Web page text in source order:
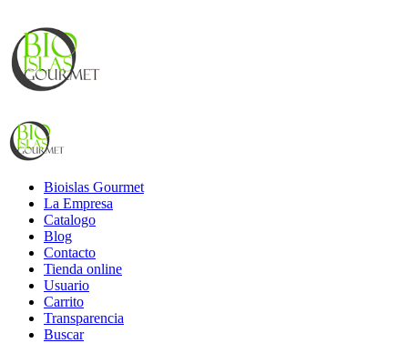
Bioislas Gourmet
La Empresa
Catalogo
Blog
Contacto
Tienda online
Usuario
Carrito
Transparencia
Buscar